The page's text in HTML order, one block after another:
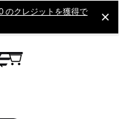
のクレジットを獲得で